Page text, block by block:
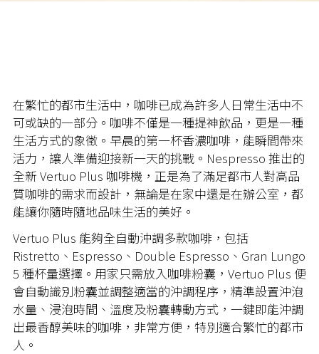
在繁忙的都市生活中，咖啡已成為許多人日常生活中不
可或缺的一部分。咖啡不僅是一種提神飲品，更是一種
生活方式的象徵。早晨的第一杯香濃咖啡，能瞬間帶來
活力，讓人準備迎接新一天的挑戰。Nespresso 推出的
全新 Vertuo Plus 咖啡機，正是為了滿足都市人對高品
質咖啡的需求而設計，無論是在家中還是在辦公室，都
能讓你隨時隨地品味生活的美好。
Vertuo Plus 能夠全自動沖調多款咖啡，包括
Ristretto、Espresso、Double Espresso、Gran Lungo
5 種杯量選擇。用家只需放入咖啡粉囊，Vertuo Plus 便
會自動識別粉囊並調整適當的沖調程序，精準設置沖泡
水量、浸泡時間、溫度及粉囊轉動方式，一鍵即能沖調
出最香醇美味的咖啡，非常方便，特別適合繁忙的都市
人。